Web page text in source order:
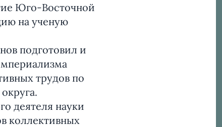
Юго-Восточной
на ученую
подготовил и
трудов по
деятеля науки
коллективных